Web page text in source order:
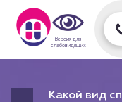
Версия для
слабовидящих
Какой вид